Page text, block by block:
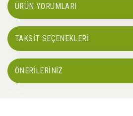
ÜRÜN YORUMLARI
TAKSİT SEÇENEKLERİ
ÖNERİLERİNİZ